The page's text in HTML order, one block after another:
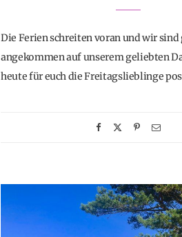
Die Ferien schreiten voran und wir sind
angekommen auf unserem geliebten
heute für euch die Freitagslieblinge